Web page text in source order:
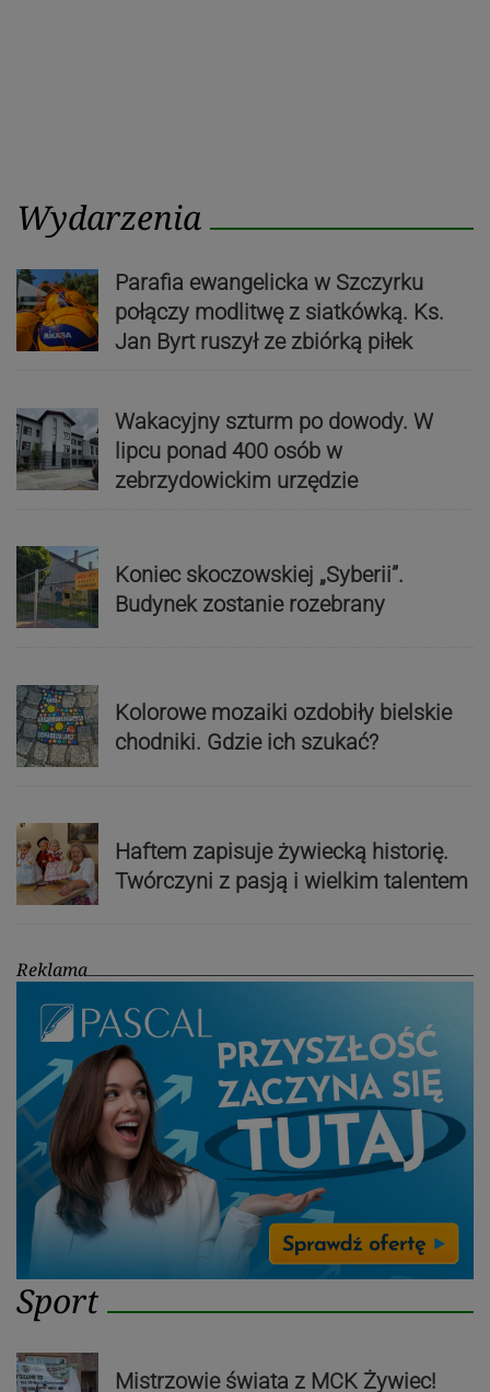
Wydarzenia
Parafia ewangelicka w Szczyrku
połączy modlitwę z siatkówką. Ks.
Jan Byrt ruszył ze zbiórką piłek
Wakacyjny szturm po dowody. W
lipcu ponad 400 osób w
zebrzydowickim urzędzie
Koniec skoczowskiej „Syberii”.
Budynek zostanie rozebrany
Kolorowe mozaiki ozdobiły bielskie
chodniki. Gdzie ich szukać?
Haftem zapisuje żywiecką historię.
Twórczyni z pasją i wielkim talentem
Reklama
Sport
Mistrzowie świata z MCK Żywiec!